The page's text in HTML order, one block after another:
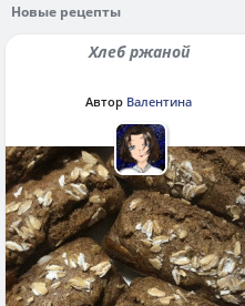
Новые рецепты
Хлеб ржаной
Автор Валентина